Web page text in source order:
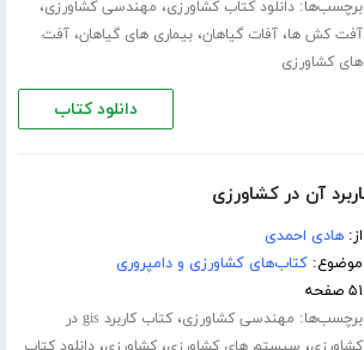
برچسب‌ها:دانلود کتاب کشاورزی، مهندسی کشاورزی،
آفت کش ها،آفات گیاهان،بیماری های گیاهان،آفت
های کشاورزی
دانلود کتاب
از:هادی احمدی
موضوع:کتاب‌های کشاورزی و دامپروری
۵۱ صفحه
برچسب‌ها: مهندسی کشاورزی،
کتاب کاربرد gis در